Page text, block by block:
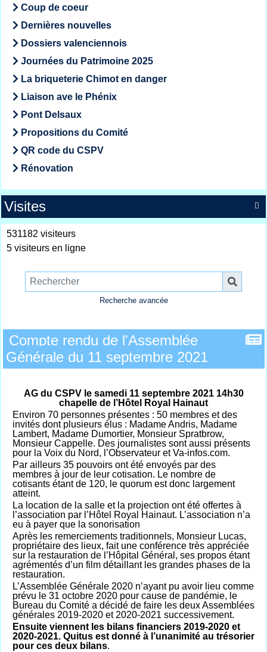
Coup de coeur
Dernières nouvelles
Dossiers valenciennois
Journées du Patrimoine 2025
La briqueterie Chimot en danger
Liaison ave le Phénix
Pont Delsaux
Propositions du Comité
QR code du CSPV
Rénovation

Visites
531182 visiteurs
5 visiteurs en ligne
Recherche avancée
Compte rendu de l'Assemblée
Générale du 11 septembre 2021
AG du CSPV le samedi 11 septembre 2021 14h30
chapelle de l’Hôtel Royal Hainaut
Environ 70 personnes présentes : 50 membres et des
invités dont plusieurs élus : Madame Andris, Madame
Lambert, Madame Dumortier, Monsieur Spratbrow,
Monsieur Cappelle. Des journalistes sont aussi présents
pour la Voix du Nord, l’Observateur et Va-infos.com.
Par ailleurs 35 pouvoirs ont été envoyés par des
membres à jour de leur cotisation. Le nombre de
cotisants étant de 120, le quorum est donc largement
atteint.
La location de la salle et la projection ont été offertes à
l’association par l’Hôtel Royal Hainaut. L’association n’a
eu à payer que la sonorisation
Après les remerciements traditionnels, Monsieur Lucas,
propriétaire des lieux, fait une conférence très appréciée
sur la restauration de l’Hôpital Général, ses propos étant
agrémentés d’un film détaillant les grandes phases de la
restauration.
L’Assemblée Générale 2020 n’ayant pu avoir lieu comme
prévu le 31 octobre 2020 pour cause de pandémie, le
Bureau du Comité a décidé de faire les deux Assemblées
générales 2019-2020 et 2020-2021 successivement.
Ensuite viennent les bilans financiers 2019-2020 et
2020-2021. Quitus est donné à l’unanimité au trésorier
pour ces deux bilans.